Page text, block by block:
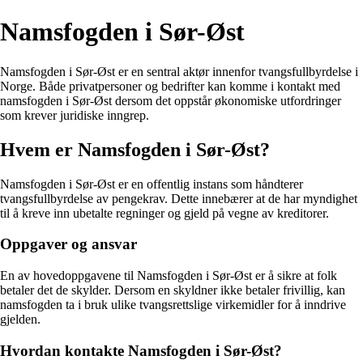
Namsfogden i Sør-Øst
Namsfogden i Sør-Øst er en sentral aktør innenfor tvangsfullbyrdelse i
Norge. Både privatpersoner og bedrifter kan komme i kontakt med
namsfogden i Sør-Øst dersom det oppstår økonomiske utfordringer
som krever juridiske inngrep.
Hvem er Namsfogden i Sør-Øst?
Namsfogden i Sør-Øst er en offentlig instans som håndterer
tvangsfullbyrdelse av pengekrav. Dette innebærer at de har myndighet
til å kreve inn ubetalte regninger og gjeld på vegne av kreditorer.
Oppgaver og ansvar
En av hovedoppgavene til Namsfogden i Sør-Øst er å sikre at folk
betaler det de skylder. Dersom en skyldner ikke betaler frivillig, kan
namsfogden ta i bruk ulike tvangsrettslige virkemidler for å inndrive
gjelden.
Hvordan kontakte Namsfogden i Sør-Øst?